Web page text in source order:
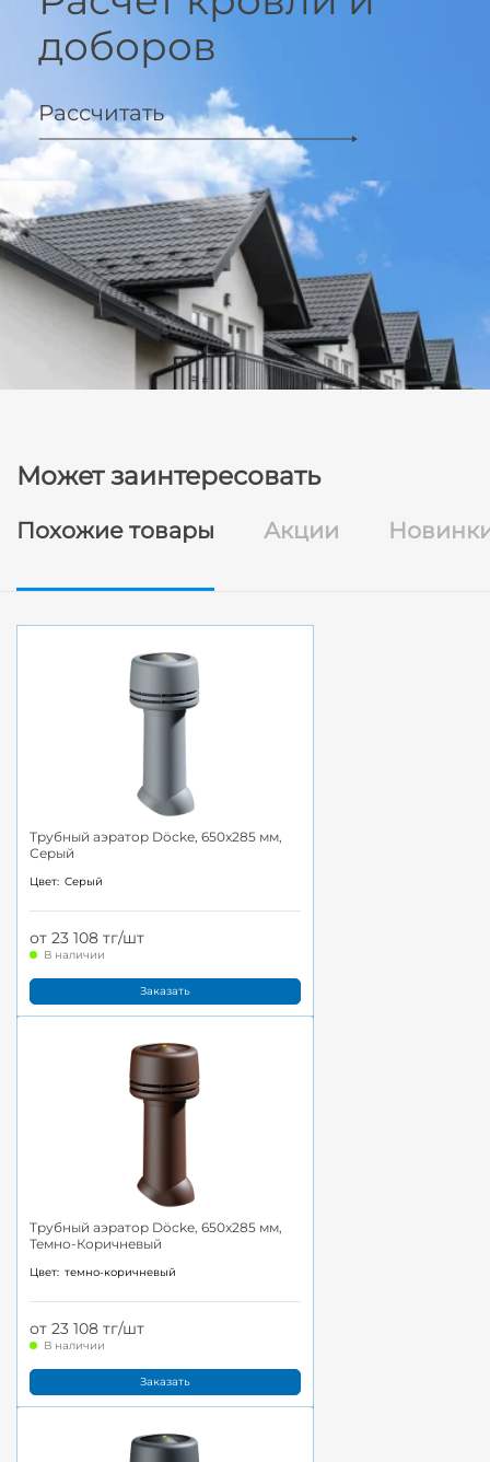
доборов
Рассчитать
Может заинтересовать
Похожие товары Акции
Трубный аэратор Döcke, 650x285 мм,
Серый
Цвет: Серый
от 23 108 тг/шт
В наличии
Заказать
Трубный аэратор Döcke, 650x285 мм,
Темно-Коричневый
Цвет: темно-коричневый
от 23 108 тг/шт
В наличии
Заказать